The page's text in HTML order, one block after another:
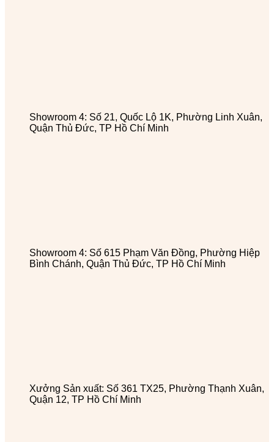
Showroom 4: Số 21, Quốc Lộ 1K, Phường Linh Xuân,
Quận Thủ Đức, TP Hồ Chí Minh
Showroom 4: Số 615 Phạm Văn Đồng, Phường Hiệp
Bình Chánh, Quận Thủ Đức, TP Hồ Chí Minh
Xưởng Sản xuất: Số 361 TX25, Phường Thạnh Xuân,
Quận 12, TP Hồ Chí Minh